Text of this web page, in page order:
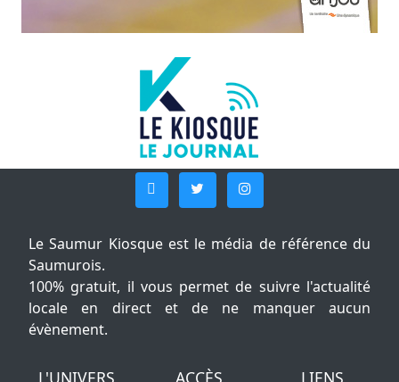
Le Saumur Kiosque est le média de référence du
Saumurois.
100% gratuit, il vous permet de suivre l'actualité
locale en direct et de ne manquer aucun
évènement.
L'UNIVERS ACCÈS LIENS